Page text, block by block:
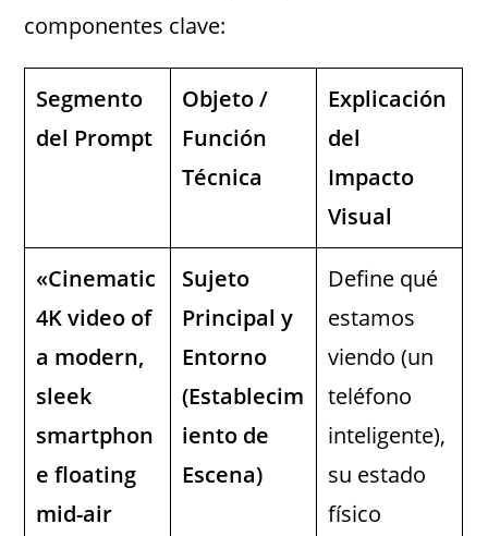
componentes clave:
Segmento
del Prompt
Objeto /
Función
Técnica
Explicación
del
Impacto
Visual
«Cinematic
4K video of
a modern,
sleek
smartphon
e floating
mid-air
Sujeto
Principal y
Entorno
(Establecim
iento de
Escena)
Define qué
estamos
viendo (un
teléfono
inteligente),
su estado
físico